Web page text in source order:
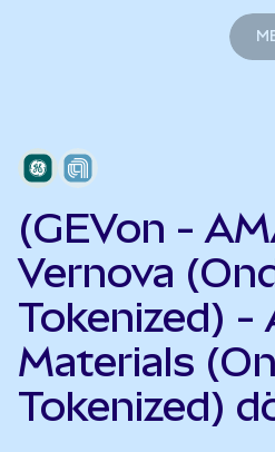
(GEVon -
Vernova
Tokenized) -
Materials
Tokenized)